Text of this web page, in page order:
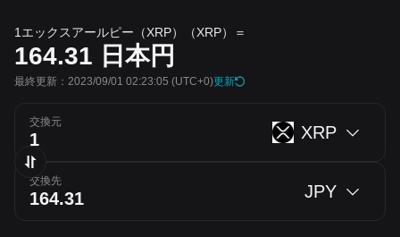
1エックスアールピー（XRP）（XRP）＝
164.31 日本円
最終更新：2023/09/01 02:23:05 (UTC+0)更新
交換元
XRP
交換先
JPY